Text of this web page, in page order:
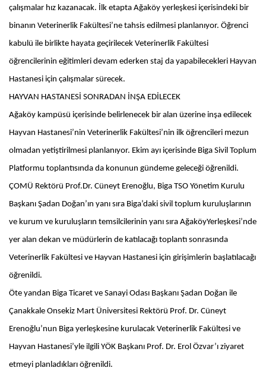
çalışmalar hız kazanacak. İlk etapta Ağaköy yerleşkesi içerisindeki bir
binanın Veterinerlik Fakültesi’ne tahsis edilmesi planlanıyor. Öğrenci
kabulü ile birlikte hayata geçirilecek Veterinerlik Fakültesi
öğrencilerinin eğitimleri devam ederken staj da yapabilecekleri Hayvan
Hastanesi için çalışmalar sürecek.
HAYVAN HASTANESİ SONRADAN İNŞA EDİLECEK
Ağaköy kampüsü içerisinde belirlenecek bir alan üzerine inşa edilecek
Hayvan Hastanesi’nin Veterinerlik Fakültesi’nin ilk öğrencileri mezun
olmadan yetiştirilmesi planlanıyor. Ekim ayı içerisinde Biga Sivil Toplum
Platformu toplantısında da konunun gündeme geleceği öğrenildi.
ÇOMÜ Rektörü Prof.Dr. Cüneyt Erenoğlu, Biga TSO Yönetim Kurulu
Başkanı Şadan Doğan’ın yanı sıra Biga’daki sivil toplum kuruluşlarının
ve kurum ve kuruluşların temsilcilerinin yanı sıra AğaköyYerleşkesi’nde
yer alan dekan ve müdürlerin de katılacağı toplantı sonrasında
Veterinerlik Fakültesi ve Hayvan Hastanesi için girişimlerin başlatılacağı
öğrenildi.
Öte yandan Biga Ticaret ve Sanayi Odası Başkanı Şadan Doğan ile
Çanakkale Onsekiz Mart Üniversitesi Rektörü Prof. Dr. Cüneyt
Erenoğlu’nun Biga yerleşkesine kurulacak Veterinerlik Fakültesi ve
Hayvan Hastanesi’yle ilgili YÖK Başkanı Prof. Dr. Erol Özvar’ı ziyaret
etmeyi planladıkları öğrenildi.